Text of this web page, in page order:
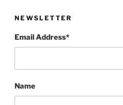
NEWSLETTER
Email Address*
Name